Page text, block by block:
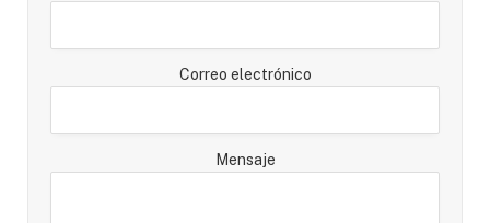
Correo electrónico
Mensaje